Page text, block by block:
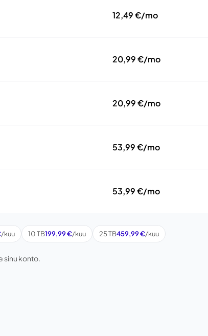
12,49 €/mo
20,99 €/mo
20,99 €/mo
53,99 €/mo
53,99 €/mo
/kuu 10 TB199,99 €/kuu 25 TB459,99 €/kuu
sinu konto.